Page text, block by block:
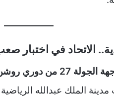
الاتحاد في اختبار
27 من دوري روشن السعودي
الملك عبدالله